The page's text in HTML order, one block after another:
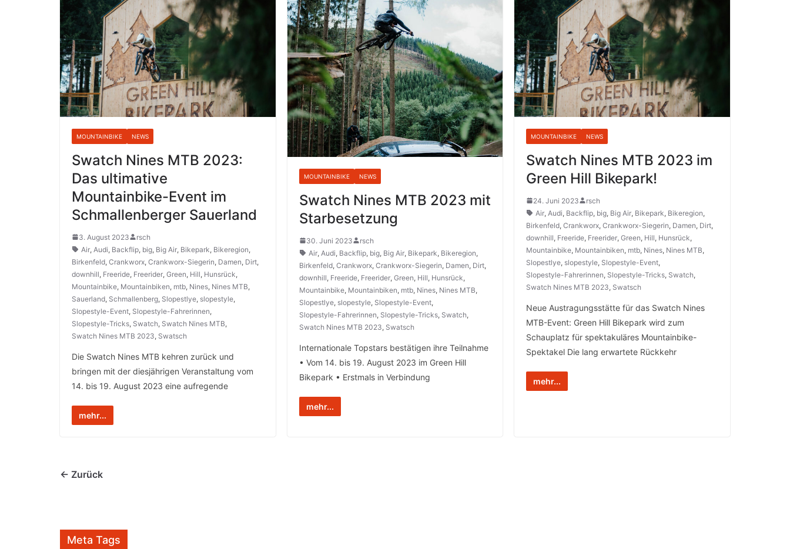
MOUNTAINBIKE NEWS
Swatch Nines MTB 2023:
Das ultimative
Mountainbike-Event im
Schmallenberger Sauerland
3. August 2023
rsch
Air, Audi, Backflip, big, Big Air, Bikepark, Bikeregion,
Birkenfeld, Crankworx, Crankworx-Siegerin, Damen, Dirt,
downhill, Freeride, Freerider, Green, Hill, Hunsrück,
Mountainbike, Mountainbiken, mtb, Nines, Nines MTB,
Sauerland, Schmallenberg, Slopestlye, slopestyle,
Slopestyle-Event, Slopestyle-Fahrerinnen,
Slopestyle-Tricks, Swatch, Swatch Nines MTB,
Swatch Nines MTB 2023, Swatsch
Die Swatch Nines MTB kehren zurück und
bringen mit der diesjährigen Veranstaltung vom
14. bis 19. August 2023 eine aufregende
mehr...
MOUNTAINBIKE NEWS
Swatch Nines MTB 2023 mit
Starbesetzung
30. Juni 2023
rsch
Air, Audi, Backflip, big, Big Air, Bikepark, Bikeregion,
Birkenfeld, Crankworx, Crankworx-Siegerin, Damen, Dirt,
downhill, Freeride, Freerider, Green, Hill, Hunsrück,
Mountainbike, Mountainbiken, mtb, Nines, Nines MTB,
Slopestlye, slopestyle, Slopestyle-Event,
Slopestyle-Fahrerinnen, Slopestyle-Tricks, Swatch,
Swatch Nines MTB 2023, Swatsch
Internationale Topstars bestätigen ihre Teilnahme
• Vom 14. bis 19. August 2023 im Green Hill
Bikepark • Erstmals in Verbindung
mehr...
MOUNTAINBIKE NEWS
Swatch Nines MTB 2023 im
Green Hill Bikepark!
24. Juni 2023
rsch
Air, Audi, Backflip, big, Big Air, Bikepark, Bikeregion,
Birkenfeld,Crankworx,Crankworx-Siegerin, Damen, Dirt,
downhill, Freeride, Freerider,Green, Hill, Hunsrück,
Mountainbike, Mountainbiken, mtb, Nines, Nines MTB,
Slopestlye, slopestyle, Slopestyle-Event,
Slopestyle-Fahrerinnen, Slopestyle-Tricks, Swatch,
Swatch Nines MTB 2023, Swatsch
Neue Austragungsstätte für das Swatch Nines
MTB-Event: Green Hill Bikepark wird zum
Schauplatz für spektakuläres Mountainbike-
Spektakel Die lang erwartete Rückkehr
mehr...
← Zurück
Meta Tags